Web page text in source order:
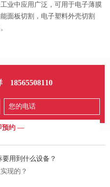
业中应用广泛，可用于电子薄膜
面板切割，电子塑料外壳切割
18565508110
用到什么设备？
现的？